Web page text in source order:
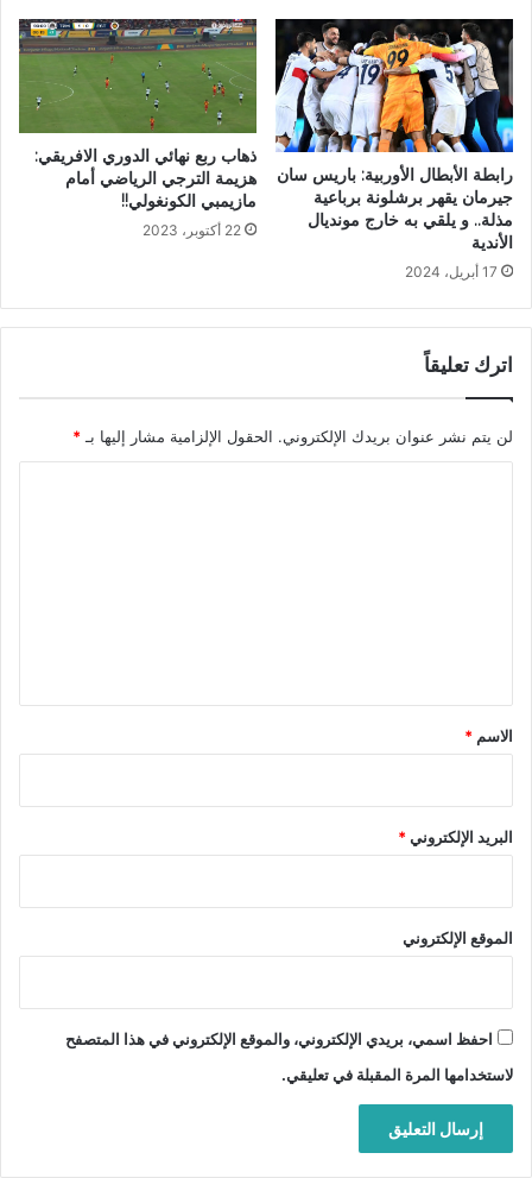
رابطة الأبطال الأوربية: باريس سان
جيرمان يقهر برشلونة برباعية
مذلة.. و يلقي به خارج مونديال
الأندية
17 أبريل، 2024
ذهاب ربع نهائي الدوري الافريقي:
هزيمة الترجي الرياضي أمام
مازيمبي الكونغولي!!
22 أكتوبر، 2023
اترك تعليقاً
لن يتم نشر عنوان بريدك الإلكتروني. الحقول الإلزامية مشار إليها بـ*
*
الاسم *
البريد الإلكتروني*
الموقع الإلكتروني
احفظ اسمي، بريدي الإلكتروني، والموقع الإلكتروني في هذا المتصفح
لاستخدامها المرة المقبلة في تعليقي.